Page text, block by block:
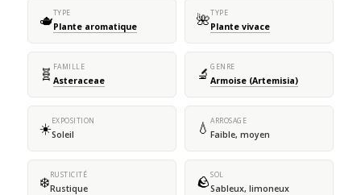
🫖TYPE
Plante aromatique 🌺TYPE
Plante vivace
🧬 FAMILLE
Asteraceae 🔬 GENRE
Armoise (Artemisia)
☀️EXPOSITION
Soleil 💧 ARROSAGE
Faible, moyen
❄️RUSTICITÉ
Rustique 🪨SOL
Sableux, limoneux